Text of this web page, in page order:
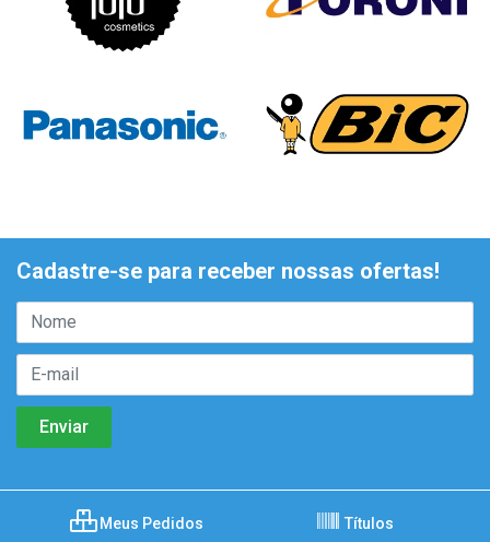
Cadastre-se para receber nossas ofertas!
Meus Pedidos Títulos